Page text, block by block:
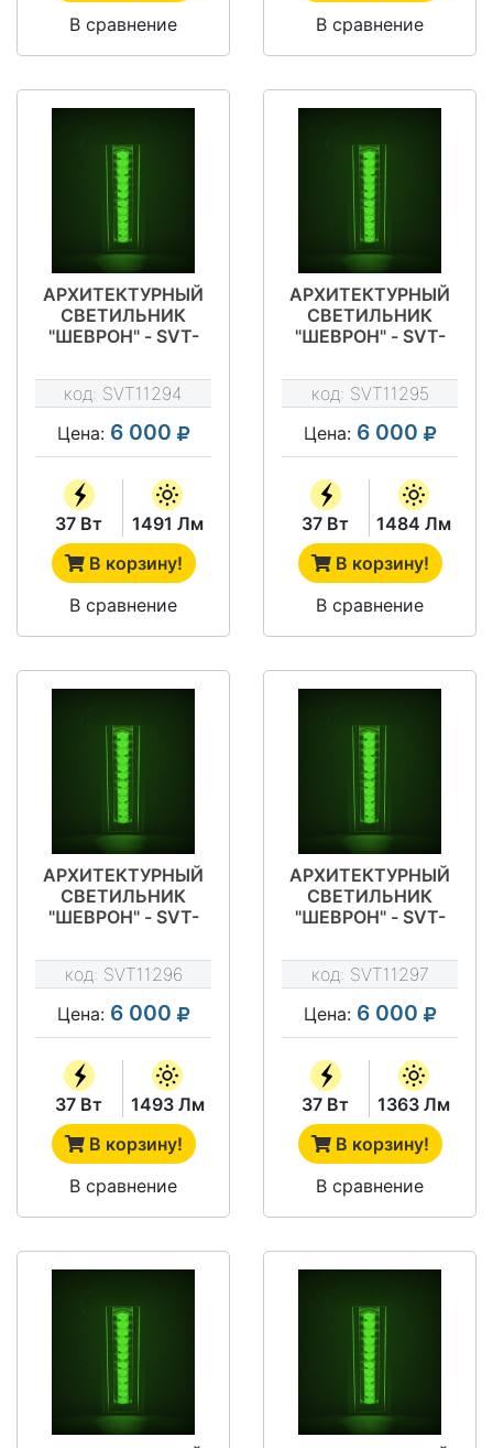
В сравнение
В сравнение
АРХИТЕКТУРНЫЙ
СВЕТИЛЬНИК
"ШЕВРОН" - SVT-
код: SVT11294
Цена: 6 000
37 Вт
1491 Лм
В корзину!
В сравнение
АРХИТЕКТУРНЫЙ
СВЕТИЛЬНИК
"ШЕВРОН" - SVT-
GREEN
код: SVT11295
Цена: 6 000
37 Вт
1484 Лм
В корзину!
В сравнение
АРХИТЕКТУРНЫЙ
СВЕТИЛЬНИК
"ШЕВРОН" - SVT-
GREEN
код: SVT11296
Цена: 6 000
37 Вт
1493 Лм
В корзину!
В сравнение
АРХИТЕКТУРНЫЙ
СВЕТИЛЬНИК
"ШЕВРОН" - SVT-
GREEN
код: SVT11297
Цена: 6 000
37 Вт
1363 Лм
В корзину!
В сравнение